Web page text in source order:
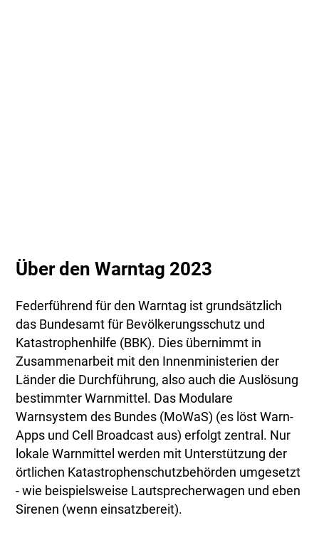
Über den Warntag 2023
Federführend für den Warntag ist grundsätzlich
das Bundesamt für Bevölkerungsschutz und
Katastrophenhilfe (BBK). Dies übernimmt in
Zusammenarbeit mit den Innenministerien der
Länder die Durchführung, also auch die Auslösung
bestimmter Warnmittel. Das Modulare
Warnsystem des Bundes (MoWaS) (es löst Warn-
Apps und Cell Broadcast aus) erfolgt zentral. Nur
lokale Warnmittel werden mit Unterstützung der
örtlichen Katastrophenschutzbehörden umgesetzt
- wie beispielsweise Lautsprecherwagen und eben
Sirenen (wenn einsatzbereit).